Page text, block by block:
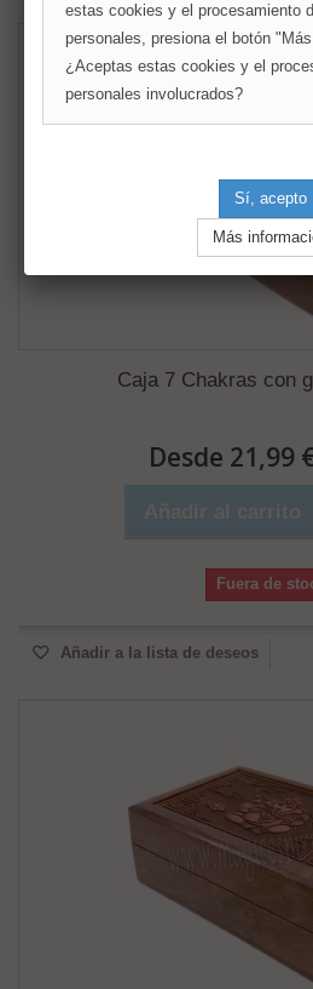
Caja 7 Chakras con
Desde 21,99
Añadir al carrito
Fuera de
Añadir a la lista de deseos
estas cookies y el procesamiento
personales, presiona el botón
¿Aceptas estas cookies y el
personales involucrados?